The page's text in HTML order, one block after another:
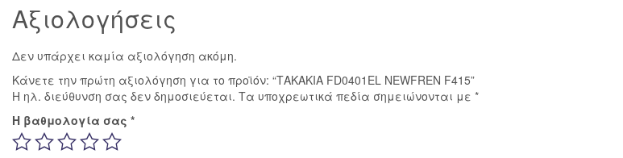
Αξιολογήσεις
Δεν υπάρχει καμία αξιολόγηση ακόμη.
Κάνετε την πρώτη αξιολόγηση για το προϊόν: “ΤΑΚΑΚΙΑ FD0401EL NEWFREN F415”
Η ηλ. διεύθυνση σας δεν δημοσιεύεται. Τα υποχρεωτικά πεδία σημειώνονται με *
Η βαθμολογία σας *